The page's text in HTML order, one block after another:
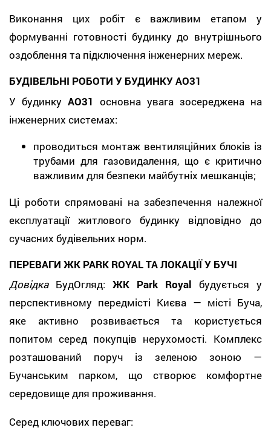
Виконання цих робіт є важливим етапом у
формуванні готовності будинку до внутрішнього
оздоблення та підключення інженерних мереж.
БУДІВЕЛЬНІ РОБОТИ У БУДИНКУ АО31
У будинку АО31 основна увага зосереджена на
інженерних системах:
проводиться монтаж вентиляційних блоків із
трубами для газовидалення, що є критично
важливим для безпеки майбутніх мешканців;
Ці роботи спрямовані на забезпечення належної
експлуатації житлового будинку відповідно до
сучасних будівельних норм.
ПЕРЕВАГИ ЖК PARK ROYAL ТА ЛОКАЦІЇ У БУЧІ
Довідка БудОгляд: ЖК Park Royal будується у
перспективному передмісті Києва — місті Буча,
яке активно розвивається та користується
попитом серед покупців нерухомості. Комплекс
розташований поруч із зеленою зоною —
Бучанським парком, що створює комфортне
середовище для проживання.
Серед ключових переваг: